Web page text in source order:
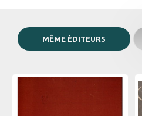
MÊME ÉDITEURS